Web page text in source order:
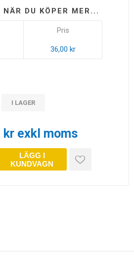
NÄR DU KÖPER MER...
Pris
36,00 kr
I LAGER
kr exkl moms
LÄGG I
KUNDVAGN